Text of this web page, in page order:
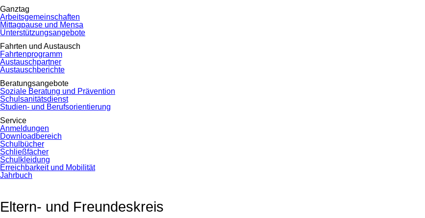
Ganztag
Arbeitsgemeinschaften
Mittagpause und Mensa
Unterstützungsangebote
Fahrten und Austausch
Fahrtenprogramm
Austauschpartner
Austauschberichte
Beratungsangebote
Soziale Beratung und Prävention
Schulsanitätsdienst
Studien- und Berufsorientierung
Service
Anmeldungen
Downloadbereich
Schulbücher
Schließfächer
Schulkleidung
Erreichbarkeit und Mobilität
Jahrbuch
Eltern- und Freundeskreis